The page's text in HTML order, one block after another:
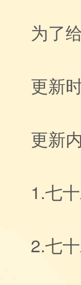
为了
更新
更新
1.七
2.七